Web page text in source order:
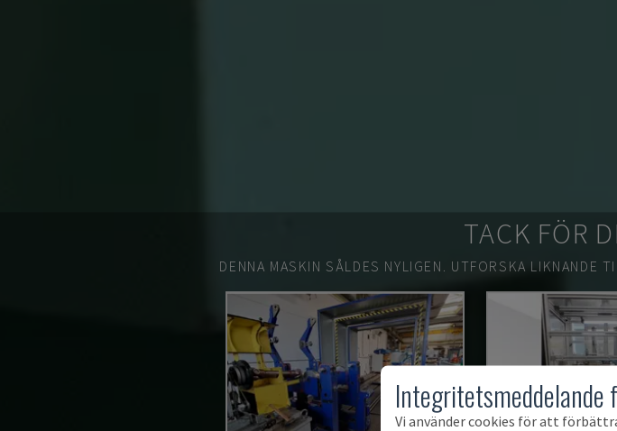
TACK FÖR
DENNA MASKIN SÅLDES NYLIGEN. UTFORSKA LIKNANDE
Integritetsmeddelande
Vi använder cookies för att